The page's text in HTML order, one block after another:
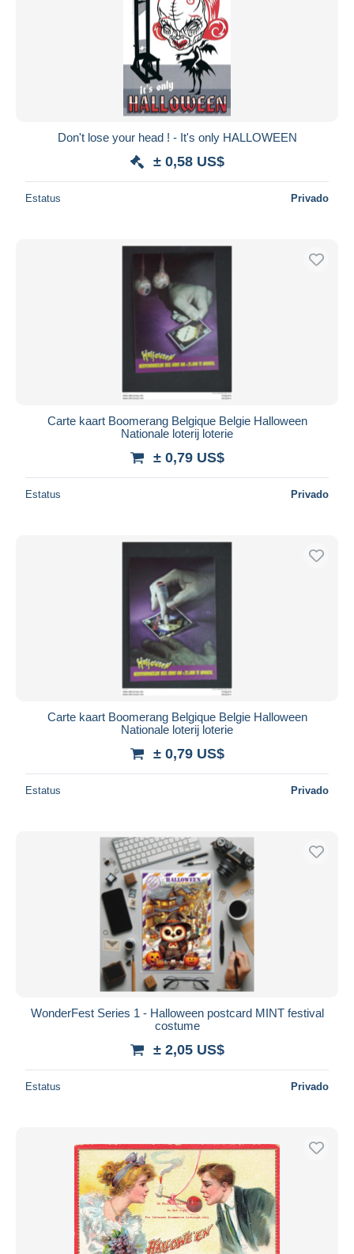
Don't lose your head ! - It's only HALLOWEEN
± 0,58 US$
Estatus Privado
Carte kaart Boomerang Belgique Belgie Halloween
Nationale loterij loterie
± 0,79 US$
Estatus Privado
Carte kaart Boomerang Belgique Belgie Halloween
Nationale loterij loterie
± 0,79 US$
Estatus Privado
WonderFest Series 1 - Halloween postcard MINT festival
costume
± 2,05 US$
Estatus Privado